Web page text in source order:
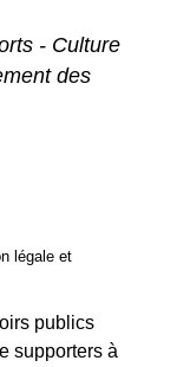
- Culture
des
légale et
publics
supporters à